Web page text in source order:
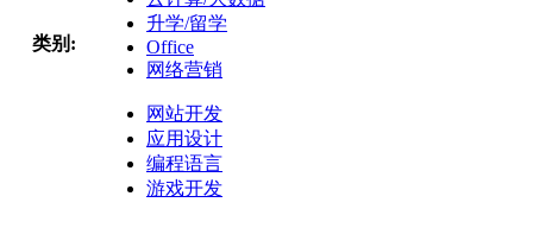
类别:
升学/留学
Office
网络营销
网站开发
应用设计
编程语言
游戏开发